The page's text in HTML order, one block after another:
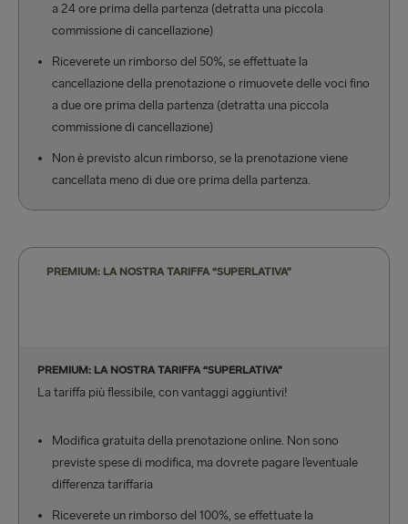
a 24 ore prima della partenza (detratta una piccola
commissione di cancellazione)
Riceverete un rimborso del 50%, se effettuate la
cancellazione della prenotazione o rimuovete delle voci fino
a due ore prima della partenza (detratta una piccola
commissione di cancellazione)
Non è previsto alcun rimborso, se la prenotazione viene
cancellata meno di due ore prima della partenza.
PREMIUM: LA NOSTRA TARIFFA “SUPERLATIVA”
PREMIUM: LA NOSTRA TARIFFA “SUPERLATIVA”
La tariffa più flessibile, con vantaggi aggiuntivi!
Modifica gratuita della prenotazione online. Non sono
previste spese di modifica, ma dovrete pagare l’eventuale
differenza tariffaria
Riceverete un rimborso del 100%, se effettuate la